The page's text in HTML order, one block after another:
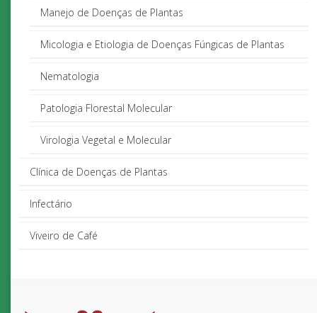
Manejo de Doenças de Plantas
Micologia e Etiologia de Doenças Fúngicas de Plantas
Nematologia
Patologia Florestal Molecular
Virologia Vegetal e Molecular
Clínica de Doenças de Plantas
Infectário
Viveiro de Café